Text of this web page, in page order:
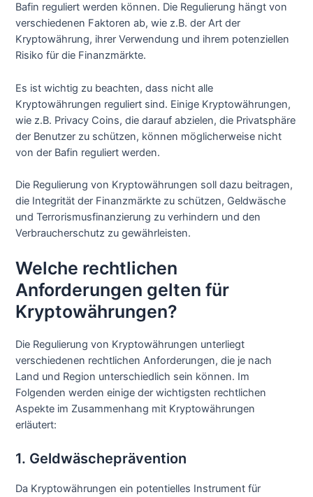
Bafin reguliert werden können. Die Regulierung hängt von
verschiedenen Faktoren ab, wie z.B. der Art der
Kryptowährung, ihrer Verwendung und ihrem potenziellen
Risiko für die Finanzmärkte.
Es ist wichtig zu beachten, dass nicht alle
Kryptowährungen reguliert sind. Einige Kryptowährungen,
wie z.B. Privacy Coins, die darauf abzielen, die Privatsphäre
der Benutzer zu schützen, können möglicherweise nicht
von der Bafin reguliert werden.
Die Regulierung von Kryptowährungen soll dazu beitragen,
die Integrität der Finanzmärkte zu schützen, Geldwäsche
und Terrorismusfinanzierung zu verhindern und den
Verbraucherschutz zu gewährleisten.
Welche rechtlichen
Anforderungen gelten für
Kryptowährungen?
Die Regulierung von Kryptowährungen unterliegt
verschiedenen rechtlichen Anforderungen, die je nach
Land und Region unterschiedlich sein können. Im
Folgenden werden einige der wichtigsten rechtlichen
Aspekte im Zusammenhang mit Kryptowährungen
erläutert:
1. Geldwäscheprävention
Da Kryptowährungen ein potentielles Instrument für